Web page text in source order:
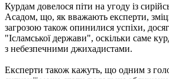
Курдам довелося піти на угоду із
Асадом, що, як вважають експерти,
загрозою також опинилися успіхи,
"Ісламської держави", оскільки саме
з небезпечними джихадистами.
Експерти також кажуть, що одним з